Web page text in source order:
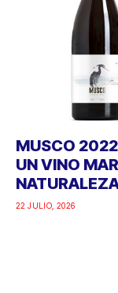
MUSCO
UN VINO
22 JULIO, 2026